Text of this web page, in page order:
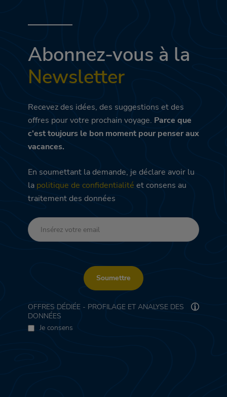
Abonnez-vous à la
Newsletter
Recevez des idées, des suggestions et des
offres pour votre prochain voyage. Parce que
c'est toujours le bon moment pour penser aux
vacances.
En soumettant la demande, je déclare avoir lu
la politique de confidentialité et consens au
traitement des données
Soumettre
OFFRES DÉDIÉE - PROFILAGE ET ANALYSE DES
DONNÉES
Je consens